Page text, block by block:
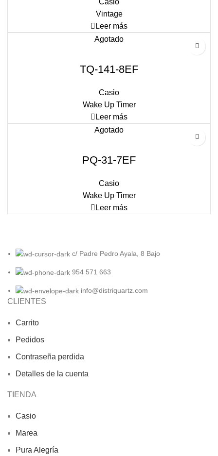
Vintage
Leer más
Agotado
TQ-141-8EF
Casio
Wake Up Timer
Leer más
Agotado
PQ-31-7EF
Casio
Wake Up Timer
Leer más
c/ Padre Pedro Ayala, 8 Bajo
954 571 663
info@distriquartz.com
CLIENTES
Carrito
Pedidos
Contraseña perdida
Detalles de la cuenta
TIENDA
Casio
Marea
Pura Alegría